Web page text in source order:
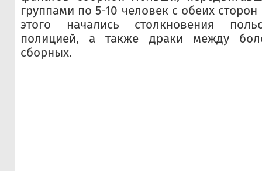
группами по 5-10 человек с обеих
этого начались столкновения
полицией, а также драки между
сборных.